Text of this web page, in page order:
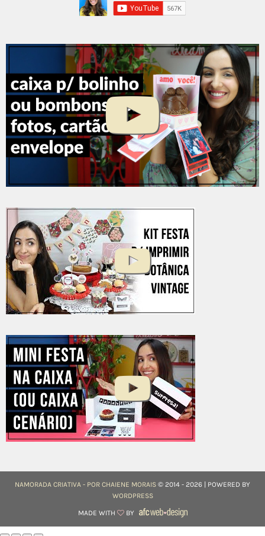
NAMORADA CRIATIVA - POR CHAIENE MORAIS © 2014 - 2026 | POWERED BY
WORDPRESS
MADE WITH BY